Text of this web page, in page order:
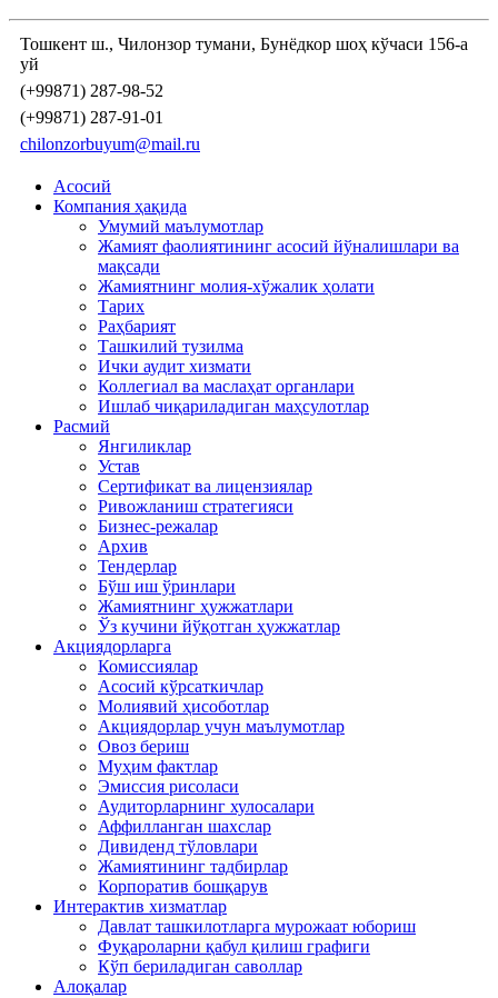
Тошкент ш., Чилонзор тумани, Бунёдкор шоҳ кўчаси 156-а
уй
(+99871) 287-98-52
(+99871) 287-91-01
chilonzorbuyum@mail.ru
Асосий
Компания ҳақида
Умумий маълумотлар
Жамият фаолиятининг асосий йўналишлари ва
мақсади
Жамиятнинг молия-хўжалик ҳолати
Тарих
Раҳбарият
Ташкилий тузилма
Ички аудит хизмати
Коллегиал ва маслаҳат органлари
Ишлаб чиқариладиган маҳсулотлар
Расмий
Янгиликлар
Устав
Сертификат ва лицензиялар
Ривожланиш стратегияси
Бизнес-режалар
Архив
Тендерлар
Бўш иш ўринлари
Жамиятнинг ҳужжатлари
Ўз кучини йўқотган ҳужжатлар
Акциядорларга
Комиссиялар
Асосий кўрсаткичлар
Молиявий ҳисоботлар
Акциядорлар учун маълумотлар
Овоз бериш
Муҳим фактлар
Эмиссия рисоласи
Аудиторларнинг хулосалари
Аффилланган шахслар
Дивиденд тўловлари
Жамиятининг тадбирлар
Корпоратив бошқарув
Интерактив хизматлар
Давлат ташкилотларга мурожаат юбориш
Фуқароларни қабул қилиш графиги
Кўп бериладиган саволлар
Алоқалар